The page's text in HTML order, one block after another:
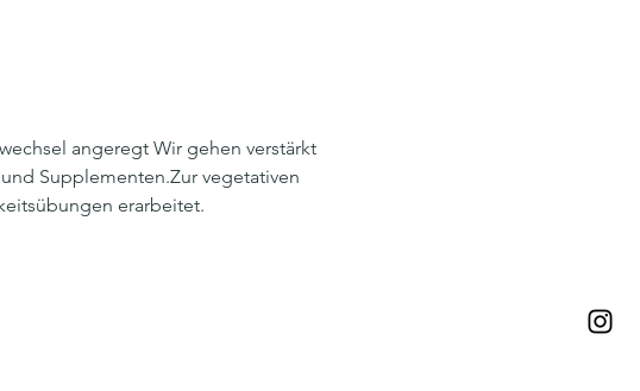
angeregt Wir gehen verstärkt
Supplementen.Zur vegetativen
erarbeitet.